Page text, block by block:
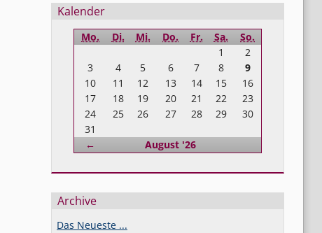
Seitenleiste
Kalender
Mo. Di. Mi. Do. Fr. Sa. So.
← August '26
1
2
3
4 5 6 7 8
9
10
11 12 13 14 15
16
17
18 19 20 21 22
23
24
25 26 27 28 29
30
31
Archive
Das Neueste ...